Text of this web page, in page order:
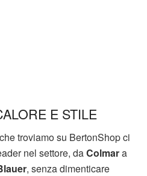
E STILE
troviamo su BertonShop ci
nel settore, daColmara
, senza dimenticare